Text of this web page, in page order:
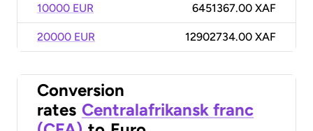
10000 EUR 6451367.00 XAF
20000 EUR 12902734.00 XAF
Conversion
rates Centralafrikansk franc